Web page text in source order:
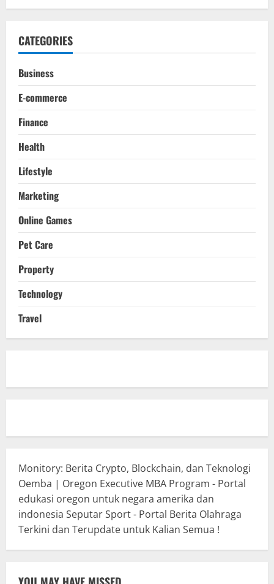
CATEGORIES
Business
E-commerce
Finance
Health
Lifestyle
Marketing
Online Games
Pet Care
Property
Technology
Travel
Monitory: Berita Crypto, Blockchain, dan Teknologi
Oemba | Oregon Executive MBA Program - Portal
edukasi oregon untuk negara amerika dan
indonesia Seputar Sport - Portal Berita Olahraga
Terkini dan Terupdate untuk Kalian Semua !